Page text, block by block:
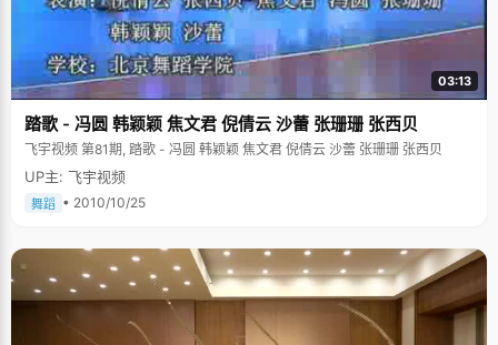
03:13
踏歌 - 冯圆 韩颖颖 焦文君 倪倩云 沙蕾 张珊珊 张西贝
飞宇视频 第81期, 踏歌 - 冯圆 韩颖颖 焦文君 倪倩云 沙蕾 张珊珊 张西贝
UP主: 飞宇视频
舞蹈 • 2010/10/25